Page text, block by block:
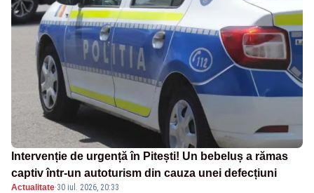
Intervenție de urgență în Pitești! Un bebeluș a rămas
captiv într-un autoturism din cauza unei defecțiuni
Actualitate·30 iul. 2026, 20:33